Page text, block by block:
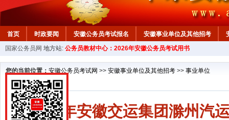
首页 时政要闻 安徽公务员考试报名 安徽事业单位及其他招考
安徽公务员行测试题 在线咨询 教材中心
国家公务员网 地方站: 公务员教材中心：2026年安徽公务员考试用书
您的当前位置： 安徽公务员考试网 >> 安徽事业单位及其他招考 >> 事业单位
2025年安徽交运集团滁州汽